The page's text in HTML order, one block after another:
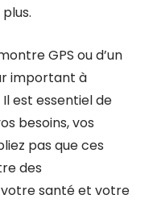
GPS ou d’un
important à
est essentiel de
besoins, vos
pas que ces
des
santé et votre